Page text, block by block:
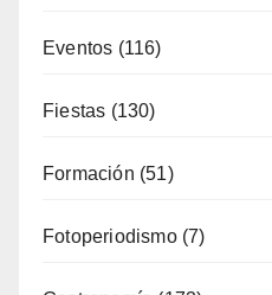
Fiestas(130)
Formación(51)
Fotoperiodismo
Gastronomía(173)